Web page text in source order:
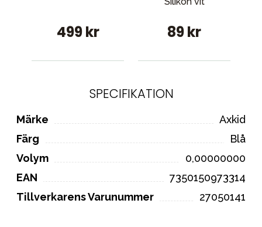
499 kr 89 kr
SPECIFIKATION
Märke
Axkid
Färg
Blå
Volym
0,00000000
EAN
7350150973314
Tillverkarens Varunummer
27050141